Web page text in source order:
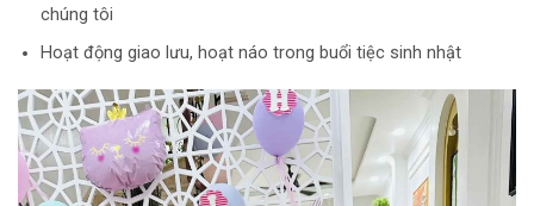
chúng tôi
Hoạt động giao lưu, hoạt náo trong buổi tiệc sinh nhật